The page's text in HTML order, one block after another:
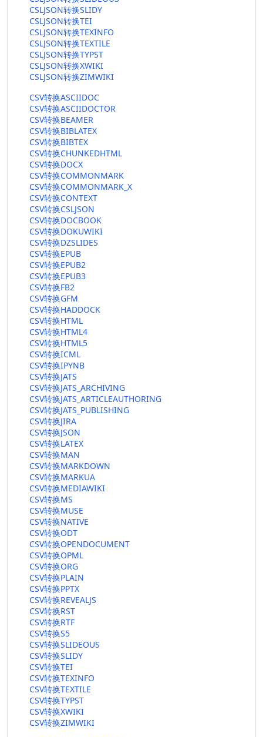
CSLJSON转换SLIDY
CSLJSON转换TEI
CSLJSON转换TEXINFO
CSLJSON转换TEXTILE
CSLJSON转换TYPST
CSLJSON转换XWIKI
CSLJSON转换ZIMWIKI
CSV转换ASCIIDOC
CSV转换ASCIIDOCTOR
CSV转换BEAMER
CSV转换BIBLATEX
CSV转换BIBTEX
CSV转换CHUNKEDHTML
CSV转换DOCX
CSV转换COMMONMARK
CSV转换COMMONMARK_X
CSV转换CONTEXT
CSV转换CSLJSON
CSV转换DOCBOOK
CSV转换DOKUWIKI
CSV转换DZSLIDES
CSV转换EPUB
CSV转换EPUB2
CSV转换EPUB3
CSV转换FB2
CSV转换GFM
CSV转换HADDOCK
CSV转换HTML
CSV转换HTML4
CSV转换HTML5
CSV转换ICML
CSV转换IPYNB
CSV转换JATS
CSV转换JATS_ARCHIVING
CSV转换JATS_ARTICLEAUTHORING
CSV转换JATS_PUBLISHING
CSV转换JIRA
CSV转换JSON
CSV转换LATEX
CSV转换MAN
CSV转换MARKDOWN
CSV转换MARKUA
CSV转换MEDIAWIKI
CSV转换MS
CSV转换MUSE
CSV转换NATIVE
CSV转换ODT
CSV转换OPENDOCUMENT
CSV转换OPML
CSV转换ORG
CSV转换PLAIN
CSV转换PPTX
CSV转换REVEALJS
CSV转换RST
CSV转换RTF
CSV转换S5
CSV转换SLIDEOUS
CSV转换SLIDY
CSV转换TEI
CSV转换TEXINFO
CSV转换TEXTILE
CSV转换TYPST
CSV转换XWIKI
CSV转换ZIMWIKI